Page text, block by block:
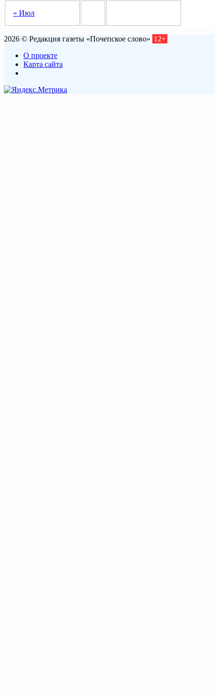
« Июл
2026 © Редакция газеты «Почепское слово» 12+
О проекте
Карта сайта